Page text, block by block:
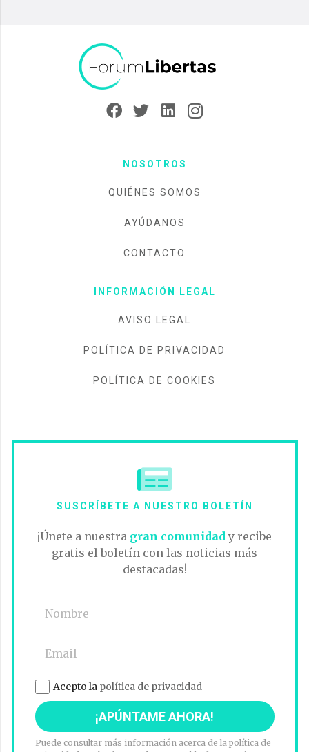
NOSOTROS
QUIÉNES SOMOS
AYÚDANOS
CONTACTO
INFORMACIÓN LEGAL
AVISO LEGAL
POLÍTICA DE PRIVACIDAD
POLÍTICA DE COOKIES
SUSCRÍBETE A NUESTRO BOLETÍN
¡Únete a nuestra gran comunidad y recibe
gratis el boletín con las noticias más
destacadas!
Acepto la política de privacidad
Puede consultar más información acerca de la política de